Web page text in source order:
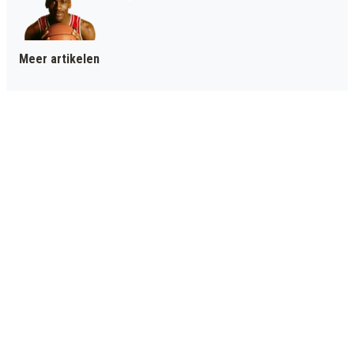
Meer artikelen